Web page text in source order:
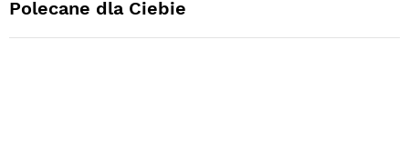
Polecane dla Ciebie